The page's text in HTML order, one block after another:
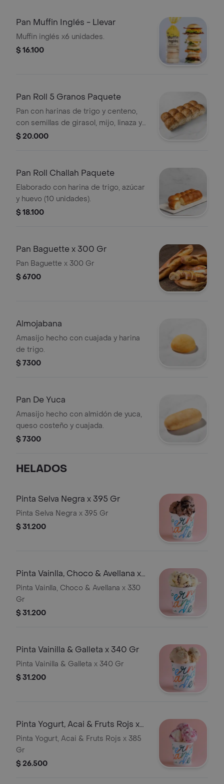
Pan Muffin Inglés - Llevar
Muffin inglés x6 unidades.
$ 16.100
Pan Roll 5 Granos Paquete
Pan con harinas de trigo y centeno,
con semillas de girasol, mijo, linaza y
ajonjolí (10 und)
$ 20.000
Pan Roll Challah Paquete
Elaborado con harina de trigo, azúcar
y huevo (10 unidades).
$ 18.100
Pan Baguette x 300 Gr
Pan Baguette x 300 Gr
$ 6700
Almojabana
Amasijo hecho con cuajada y harina
de trigo.
$ 7300
Pan De Yuca
Amasijo hecho con almidón de yuca,
queso costeño y cuajada.
$ 7300
HELADOS
Pinta Selva Negra x 395 Gr
Pinta Selva Negra x 395 Gr
$ 31.200
Pinta Vainlla, Choco & Avellana x
330 Gr
Pinta Vainlla, Choco & Avellana x 330
Gr
$ 31.200
Pinta Vainilla & Galleta x 340 Gr
Pinta Vainilla & Galleta x 340 Gr
$ 31.200
Pinta Yogurt, Acai & Fruts Rojs x
385 Gr
Pinta Yogurt, Acai & Fruts Rojs x 385
Gr
$ 26.500